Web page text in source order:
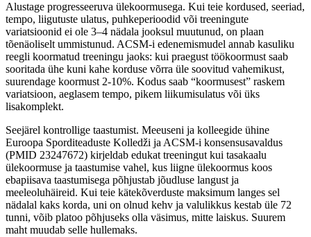
Alustage progresseeruva ülekoormusega. Kui teie kordused, seeriad,
tempo, liigutuste ulatus, puhkeperioodid või treeningute
variatsioonid ei ole 3–4 nädala jooksul muutunud, on plaan
tõenäoliselt ummistunud. ACSM-i edenemismudel annab kasuliku
reegli koormatud treeningu jaoks: kui praegust töökoormust saab
sooritada ühe kuni kahe korduse võrra üle soovitud vahemikust,
suurendage koormust 2-10%. Kodus saab “koormusest” raskem
variatsioon, aeglasem tempo, pikem liikumisulatus või üks
lisakomplekt.
Seejärel kontrollige taastumist. Meeuseni ja kolleegide ühine
Euroopa Sporditeaduste Kolledži ja ACSM-i konsensusavaldus
(PMID 23247672) kirjeldab edukat treeningut kui tasakaalu
ülekoormuse ja taastumise vahel, kus liigne ülekoormus koos
ebapiisava taastumisega põhjustab jõudluse langust ja
meeleoluhäireid. Kui teie kätekõverduste maksimum langes sel
nädalal kaks korda, uni on olnud kehv ja valulikkus kestab üle 72
tunni, võib platoo põhjuseks olla väsimus, mitte laiskus. Suurem
maht muudab selle hullemaks.